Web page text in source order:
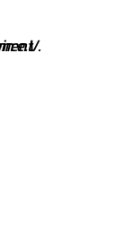
e.V.